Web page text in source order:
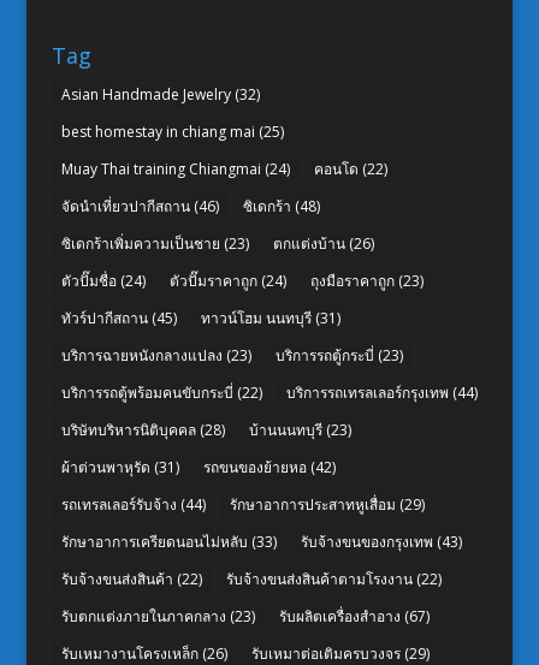
Tag
Asian Handmade Jewelry(32)
best homestay in chiang mai (25)
Muay Thai training Chiangmai (24) คอนโด (22)
จัดนำเที่ยวปากีสถาน(46) ซิเดกร้า (48)
ซิเดกร้าเพิ่มความเป็นชาย (23) ตกแต่งบ้าน(26)
ตัวปั๊มชื่อ(24) ตัวปั๊มราคาถูก(24) ถุงมือราคาถูก(23)
ทัวร์ปากีสถาน(45) ทาวน์โฮม นนทบุรี(31)
บริการฉายหนังกลางแปลง (23) บริการรถตู้กระบี่ (23)
บริการรถตู้พร้อมคนขับกระบี่ (22) บริการรถเทรลเลอร์กรุงเทพ (44)
บริษัทบริหารนิติบุคคล(28) บ้านนนทบุรี(23)
ผ้าต่วนพาหุรัด (31) รถขนของย้ายหอ(42)
รถเทรลเลอร์รับจ้าง (44) รักษาอาการประสาทหูเสื่อม (29)
รักษาอาการเครียดนอนไม่หลับ (33) รับจ้างขนของกรุงเทพ (43)
รับจ้างขนส่งสินค้า (22) รับจ้างขนส่งสินค้าตามโรงงาน(22)
รับตกแต่งภายในภาคกลาง (23) รับผลิตเครื่องสำอาง (67)
รับเหมางานโครงเหล็ก(26) รับเหมาต่อเติมครบวงจร(29)